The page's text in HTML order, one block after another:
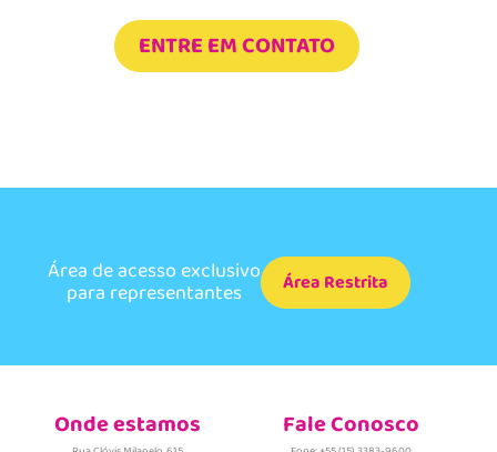
ENTRE EM CONTATO
Área de acesso exclusivo
para representantes Área Restrita
Onde estamos Fale Conosco